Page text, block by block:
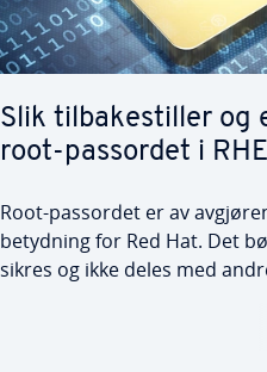
Slik tilbakestiller og
root-passordet i
Root-passordet er av
betydning for Red Hat. Det
sikres og ikke deles med